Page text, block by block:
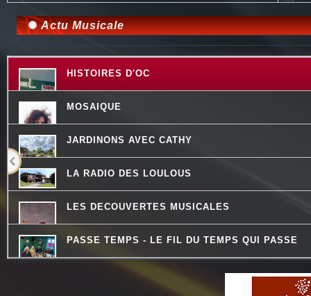
Actu Musicale
HISTOIRES D'OC
MOSAIQUE
JARDINONS AVEC CATHY
LA RADIO DES LOULOUS
LES DECOUVERTES MUSICALES
PASSE TEMPS - LE FIL DU TEMPS QUI PASSE
LO MESCLADIS